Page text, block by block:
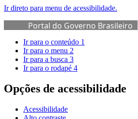
Ir direto para menu de acessibilidade.
Portal do Governo Brasileiro
Ir para o conteúdo 1
Ir para o menu 2
Ir para a busca 3
Ir para o rodapé 4
Opções de acessibilidade
Acessibilidade